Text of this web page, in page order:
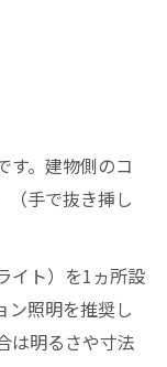
す。建物側のコ
（手で抜き挿し
イト）を1ヵ所設
ン照明を推奨し
は明るさや寸法